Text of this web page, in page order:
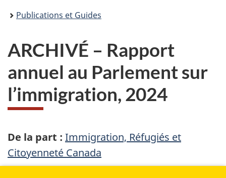
Publications et Guides
ARCHIVÉ – Rapport
annuel au Parlement sur
l’immigration, 2024
De la part : Immigration, Réfugiés et
Citoyenneté Canada